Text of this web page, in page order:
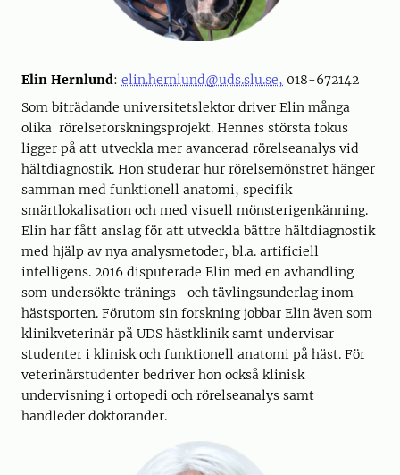
Elin Hernlund: elin.hernlund@uds.slu.se, 018-672142
Som biträdande universitetslektor driver Elin många
olika rörelseforskningsprojekt. Hennes största fokus
ligger på att utveckla mer avancerad rörelseanalys vid
hältdiagnostik. Hon studerar hur rörelsemönstret hänger
samman med funktionell anatomi, specifik
smärtlokalisation och med visuell mönsterigenkänning.
Elin har fått anslag för att utveckla bättre hältdiagnostik
med hjälp av nya analysmetoder, bl.a. artificiell
intelligens. 2016 disputerade Elin med en avhandling
som undersökte tränings- och tävlingsunderlag inom
hästsporten. Förutom sin forskning jobbar Elin även som
klinikveterinär på UDS hästklinik samt undervisar
studenter i klinisk och funktionell anatomi på häst. För
veterinärstudenter bedriver hon också klinisk
undervisning i ortopedi och rörelseanalys samt
handleder doktorander.